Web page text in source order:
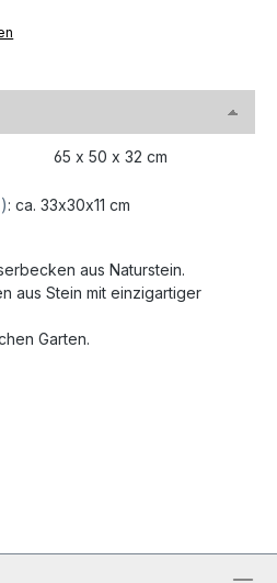
65 x 50 x 32 cm
: ca. 33x30x11 cm
aus Naturstein.
aus Stein mit einzigartiger
Garten.